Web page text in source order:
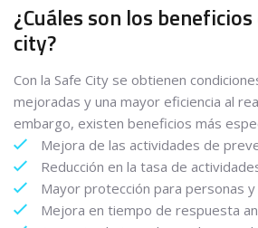
¿Cuáles son los
city?
Con la Safe City se obtienen
mejoradas y una mayor eficiencia al
embargo, existen beneficios más
Mejora de las actividades de
Reducción en la tasa de
Mayor protección para personas
Mejora en tiempo de respuesta